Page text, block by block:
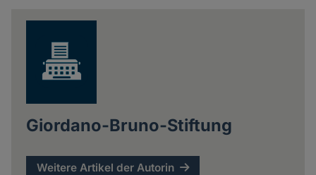
Giordano-Bruno-Stiftung
Weitere Artikel der Autorin